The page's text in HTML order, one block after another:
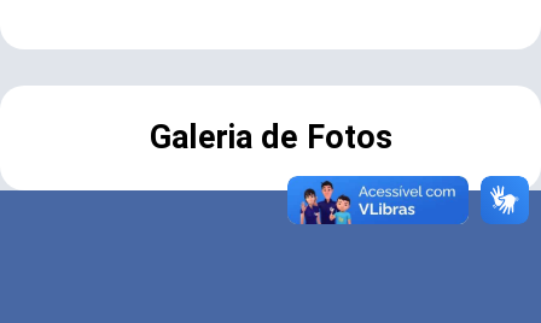
Galeria de Fotos